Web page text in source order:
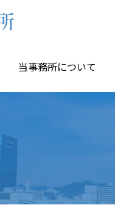
当事務所について